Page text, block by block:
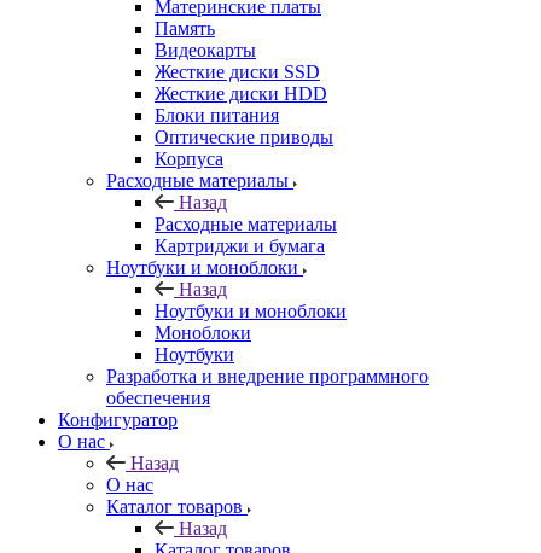
Материнские платы
Память
Видеокарты
Жесткие диски SSD
Жесткие диски HDD
Блоки питания
Оптические приводы
Корпуса
Расходные материалы
Назад
Расходные материалы
Картриджи и бумага
Ноутбуки и моноблоки
Назад
Ноутбуки и моноблоки
Моноблоки
Ноутбуки
Разработка и внедрение программного
обеспечения
Конфигуратор
О нас
Назад
О нас
Каталог товаров
Назад